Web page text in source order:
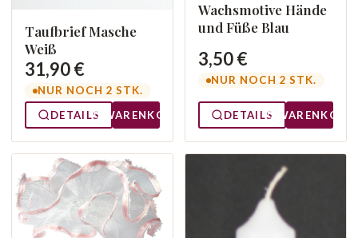
Taufbrief Masche
Weiß
31,90 €
NUR NOCH 2 STK.
DETAILS
WARENKORB
Wachsmotive Hände
und Füße Blau
3,50 €
NUR NOCH 2 STK.
DETAILS WARENKORB